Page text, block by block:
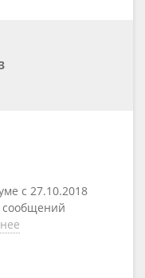
с 27.10.2018
сообщений